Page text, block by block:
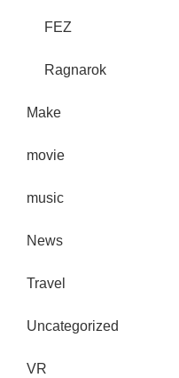
FEZ
Ragnarok
Make
movie
music
News
Travel
Uncategorized
VR